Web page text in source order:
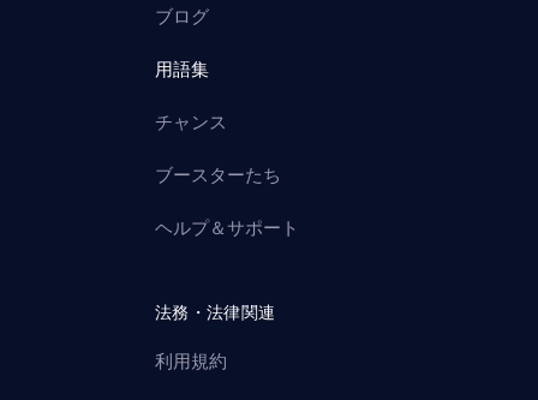
ブログ
用語集
チャンス
ブースターたち
ヘルプ＆サポート
法務・法律関連
利用規約